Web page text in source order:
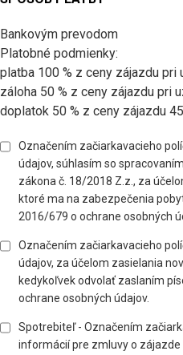
Bankovým prevodom
Platobné podmienky:
platba 100 % z ceny zájazdu pri
záloha 50 % z ceny zájazdu pri
doplatok 50 % z ceny zájazdu
Označením začiarkavacieho
údajov, súhlasím so
zákona č. 18/2018 Z.z., za
ktoré ma na zabezpečenia
2016/679 o ochrane osobných
Označením začiarkavacieho
údajov, za účelom zasielania
kedykoľvek odvolať zaslaním
ochrane osobných údajov.
Spotrebiteľ - Označením
informácií pre zmluvy o